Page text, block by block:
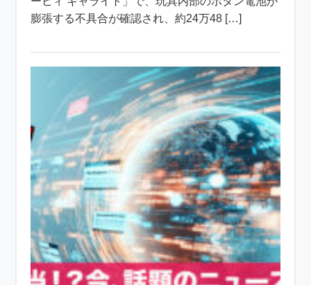
膨張する不具合が確認され、約24万48 […]